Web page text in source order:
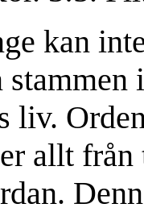
kan
liv.
allt